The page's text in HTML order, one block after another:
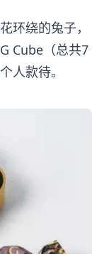
环绕的兔子，
Cube（总共7
人款待。